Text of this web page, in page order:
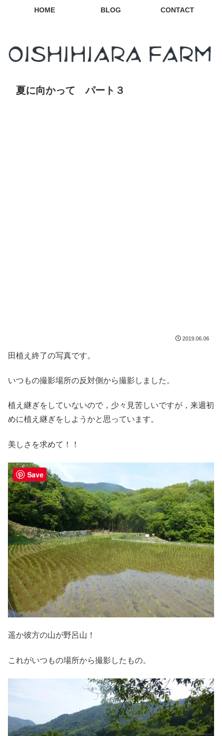
HOME BLOG CONTACT
夏に向かって パート３
2019.06.06
田植え終了の写真です。
いつもの撮影場所の反対側から撮影しました。
植え継ぎをしていないので，少々見苦しいですが，来週初
めに植え継ぎをしようかと思っています。
美しさを求めて！！
遥か彼方の山が野呂山！
これがいつもの場所から撮影したもの。
Save